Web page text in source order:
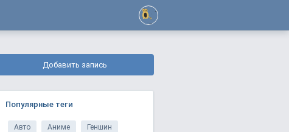
Добавить запись
Популярные теги
Авто Аниме Геншин